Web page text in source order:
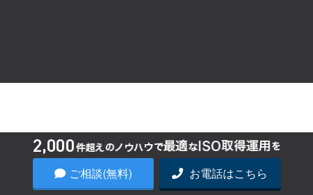
ご相談(無料) お電話はこちら